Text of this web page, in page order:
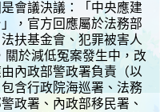
會議決議：「中央應建
，官方回應屬於法務部
扶基金會、犯罪被害人
關於減低冤案發生中，改
內政部警政署負責（以
含行政院海巡署、法務
政署、內政部移民署、